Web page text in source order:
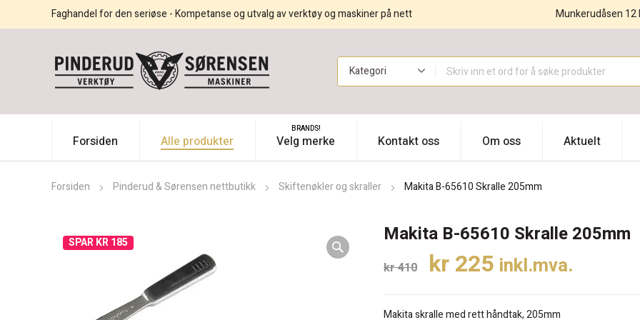
Faghandel for den seriøse - Kompetanse og utvalg av verktøy og maskiner på nett Munkerudåsen 12
Forsiden Alle produkter Velg merke
BRANDS!
Kontakt oss Om oss Aktuelt
Forsiden Pinderud & Sørensen nettbutikk Skiftenøkler og skraller Makita B-65610 Skralle 205mm
SPAR KR 185 Makita B-65610 Skralle 205mm
kr410 Opprinnelig
var:
kr225Nåværende
er:
inkl.mva.
Makita skralle med rett håndtak, 205mm